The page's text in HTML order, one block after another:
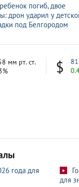
погиб, двое
дрон ударил у
под Белгородом
мм рт. ст.
года для
для